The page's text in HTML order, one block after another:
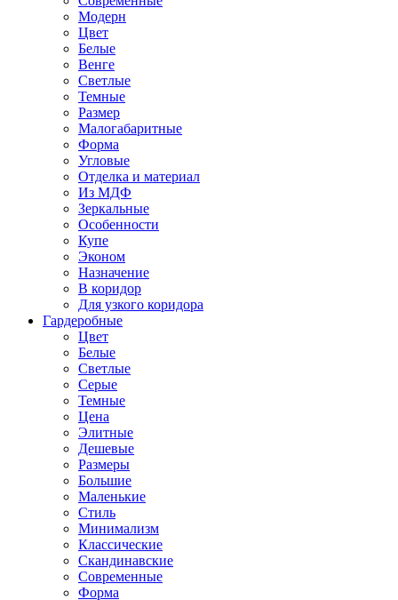
Модерн
Цвет
Белые
Венге
Светлые
Темные
Размер
Малогабаритные
Форма
Угловые
Отделка и материал
Из МДФ
Зеркальные
Особенности
Купе
Эконом
Назначение
В коридор
Для узкого коридора
Гардеробные
Цвет
Белые
Светлые
Серые
Темные
Цена
Элитные
Дешевые
Размеры
Большие
Маленькие
Стиль
Минимализм
Классические
Скандинавские
Современные
Форма